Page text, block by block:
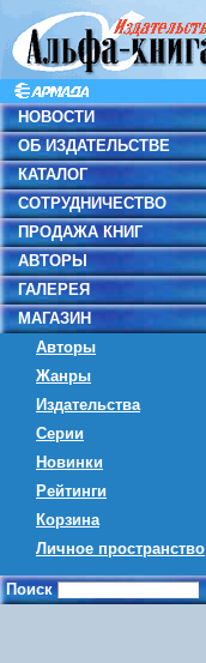
НОВОСТИ
ОБ ИЗДАТЕЛЬСТВЕ
КАТАЛОГ
СОТРУДНИЧЕСТВО
ПРОДАЖА КНИГ
АВТОРЫ
ГАЛЕРЕЯ
МАГАЗИН
Авторы
Жанры
Издательства
Серии
Новинки
Рейтинги
Корзина
Личное пространство
Поиск